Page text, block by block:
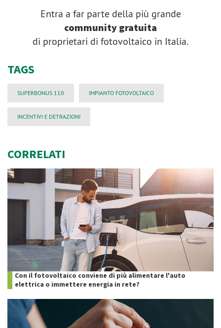
Entra a far parte della più grande
community gratuita
di proprietari di fotovoltaico in Italia.
TAGS
SUPERBONUS 110 IMPIANTO FOTOVOLTAICO
INCENTIVI E DETRAZIONI
CORRELATI
Con il fotovoltaico conviene di più alimentare l'auto
elettrica o immettere energia in rete?